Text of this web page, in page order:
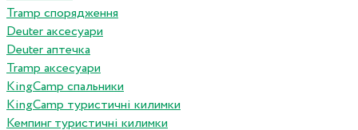
Tramp спорядження
Deuter аксесуари
Deuter аптечка
Tramp аксесуари
KingCamp спальники
KingCamp туристичні килимки
Кемпинг туристичні килимки